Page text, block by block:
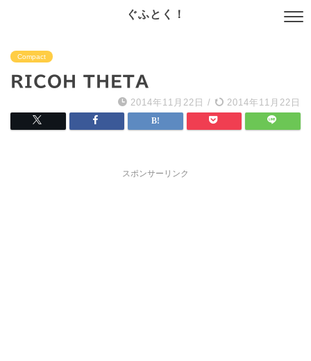
ぐふとく！
Compact
RICOH THETA
2014年11月22日 / 2014年11月22日
スポンサーリンク